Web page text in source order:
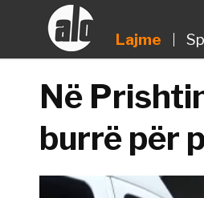
Lajme
Në
burrë për